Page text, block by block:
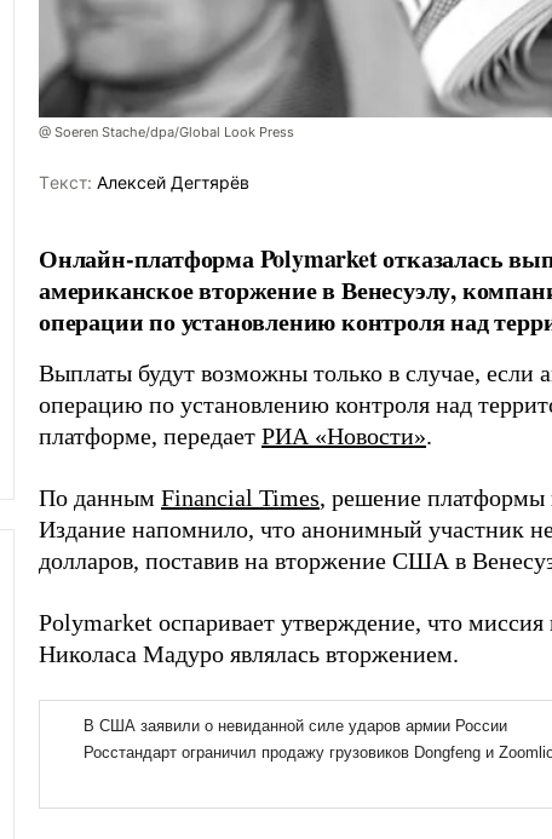
@ Soeren Stache/dpa/Global Look Press
Tекст: Алексей Дегтярёв
Онлайн-платформа Polymarket отказалась
американское вторжение в Венесуэлу,
операции по установлению контроля над
Выплаты будут возможны только в случае, если
операцию по установлению контроля над
платформе, передает РИА «Новости».
По данным Financial Times, решение платформы
Издание напомнило, что анонимный участник
долларов, поставив на вторжение США в
Polymarket оспаривает утверждение, что миссия
Николаса Мадуро являлась вторжением.